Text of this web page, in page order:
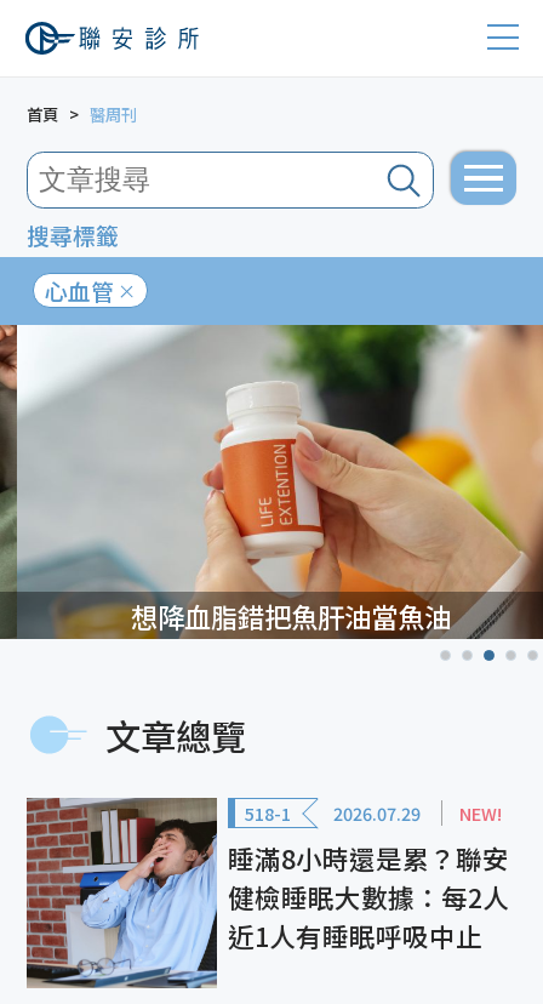
首頁 醫周刊
搜尋標籤
心血管
想降血脂錯把魚肝油當魚油
文章總覽
518-1 2026.07.29 NEW!
睡滿8小時還是累？聯安
健檢睡眠大數據：每2人
近1人有睡眠呼吸中止